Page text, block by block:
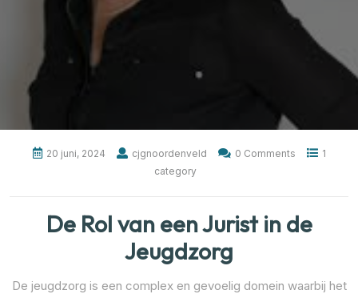
20 juni, 2024 cjgnoordenveld 0 Comments
1
category
De Rol van een Jurist in de
Jeugdzorg
De jeugdzorg is een complex en gevoelig domein waarbij het